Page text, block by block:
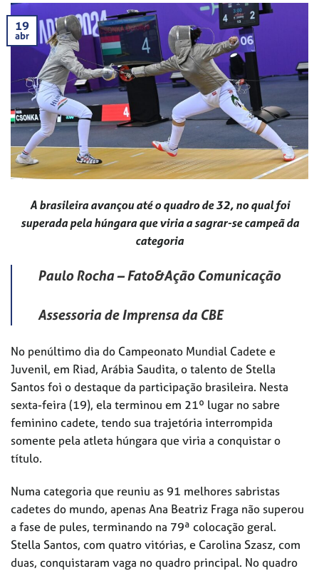
19
abr
A brasileira avançou até o quadro de 32, no qual foi
superada pela húngara que viria a sagrar-se campeã da
categoria
Paulo Rocha – Fato&Ação Comunicação
Assessoria de Imprensa da CBE
No penúltimo dia do Campeonato Mundial Cadete e
Juvenil, em Riad, Arábia Saudita, o talento de Stella
Santos foi o destaque da participação brasileira. Nesta
sexta-feira (19), ela terminou em 21º lugar no sabre
feminino cadete, tendo sua trajetória interrompida
somente pela atleta húngara que viria a conquistar o
título.
Numa categoria que reuniu as 91 melhores sabristas
cadetes do mundo, apenas Ana Beatriz Fraga não superou
a fase de pules, terminando na 79ª colocação geral.
Stella Santos, com quatro vitórias, e Carolina Szasz, com
duas, conquistaram vaga no quadro principal. No quadro